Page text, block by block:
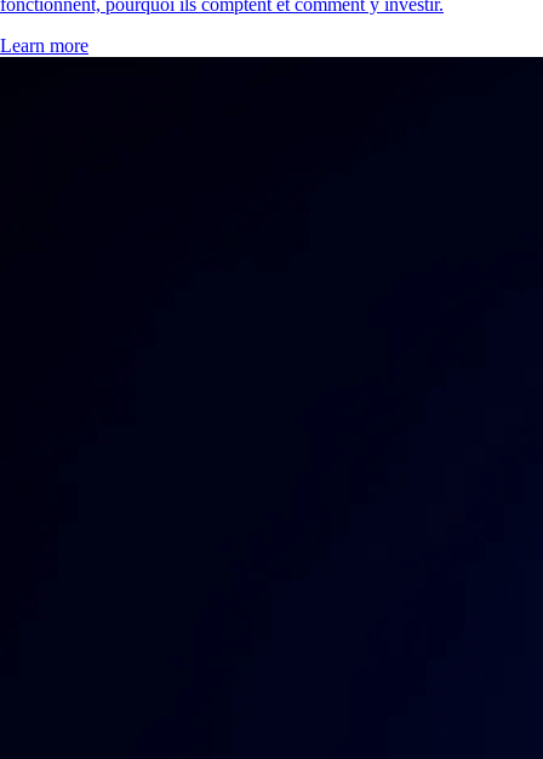
fonctionnent, pourquoi ils comptent et comment y investir.
Learn more